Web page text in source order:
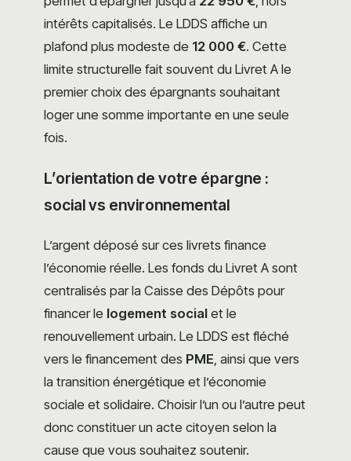
intérêts capitalisés. Le LDDS affiche un
plafond plus modeste de 12 000 €. Cette
limite structurelle fait souvent du Livret A le
premier choix des épargnants souhaitant
loger une somme importante en une seule
fois.
L’orientation de votre épargne :
social vs environnemental
L’argent déposé sur ces livrets finance
l’économie réelle. Les fonds du Livret A sont
centralisés par la Caisse des Dépôts pour
financer le logement social et le
renouvellement urbain. Le LDDS est fléché
vers le financement des PME, ainsi que vers
la transition énergétique et l’économie
sociale et solidaire. Choisir l’un ou l’autre peut
donc constituer un acte citoyen selon la
cause que vous souhaitez soutenir.